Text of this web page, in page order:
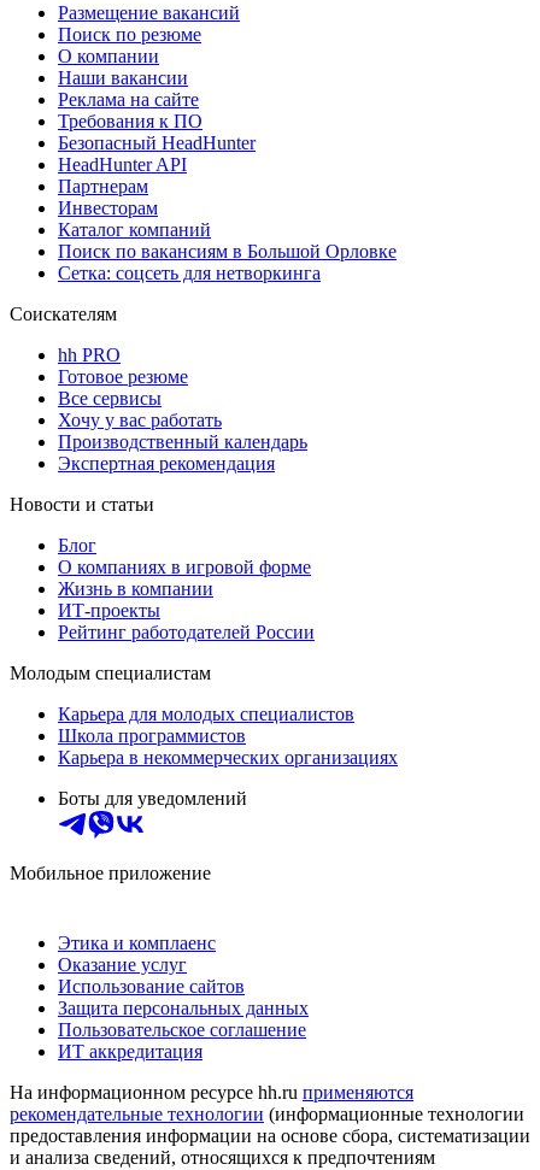
Размещение вакансий
Поиск по резюме
О компании
Наши вакансии
Реклама на сайте
Требования к ПО
Безопасный HeadHunter
HeadHunter API
Партнерам
Инвесторам
Каталог компаний
Поиск по вакансиям в Большой Орловке
Сетка: соцсеть для нетворкинга
Соискателям
hh PRO
Готовое резюме
Все сервисы
Хочу у вас работать
Производственный календарь
Экспертная рекомендация
Новости и статьи
Блог
О компаниях в игровой форме
Жизнь в компании
ИТ-проекты
Рейтинг работодателей России
Молодым специалистам
Карьера для молодых специалистов
Школа программистов
Карьера в некоммерческих организациях
Боты для уведомлений
Мобильное приложение
Этика и комплаенс
Оказание услуг
Использование сайтов
Защита персональных данных
Пользовательское соглашение
ИТ аккредитация
На информационном ресурсе hh.ru применяются
рекомендательные технологии (информационные технологии
предоставления информации на основе сбора, систематизации
и анализа сведений, относящихся к предпочтениям